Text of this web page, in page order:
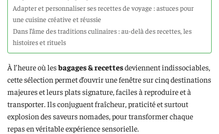
Adapter et personnaliser ses recettes de voyage : astuces pour
une cuisine créative et réussie
Dans l’âme des traditions culinaires : au-delà des recettes, les
histoires et rituels
À l’heure où lesbagages & recettesdeviennent indissociables,
cette sélection permet d’ouvrir une fenêtre sur cinq destinations
majeures et leurs plats signature, faciles à reproduire et à
transporter. Ils conjuguent fraîcheur, praticité et surtout
explosion des saveurs nomades, pour transformer chaque
repas en véritable expérience sensorielle.